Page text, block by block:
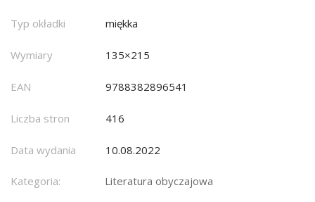
Typ okładki miękka
Wymiary 135×215
EAN 9788382896541
Liczba stron 416
Data wydania 10.08.2022
Kategoria: Literatura obyczajowa